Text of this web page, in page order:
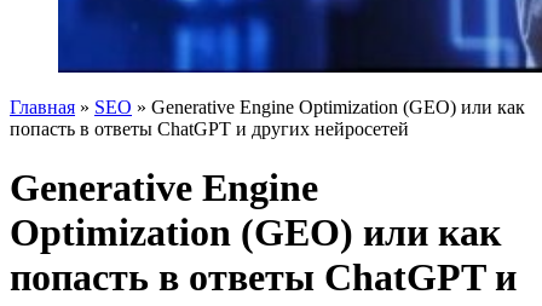
Главная » SEO » Generative Engine Optimization (GEO) или как
попасть в ответы ChatGPT и других нейросетей
Generative Engine
Optimization (GEO) или как
попасть в ответы ChatGPT и